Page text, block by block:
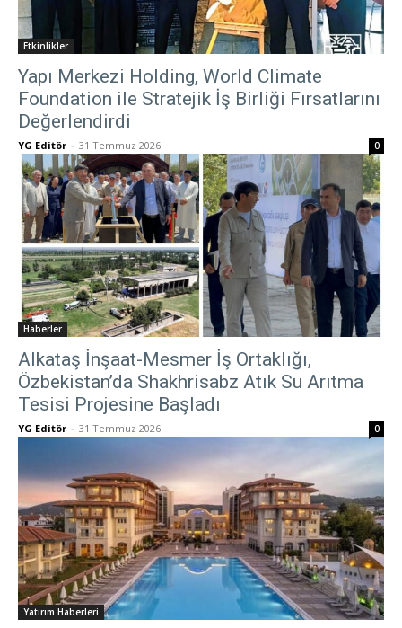
Etkinlikler
Yapı Merkezi Holding, World Climate
Foundation ile Stratejik İş Birliği Fırsatlarını
Değerlendirdi
YG Editör - 31 Temmuz 2026 0
Haberler
Alkataş İnşaat-Mesmer İş Ortaklığı,
Özbekistan’da Shakhrisabz Atık Su Arıtma
Tesisi Projesine Başladı
YG Editör - 31 Temmuz 2026 0
Yatırım Haberleri